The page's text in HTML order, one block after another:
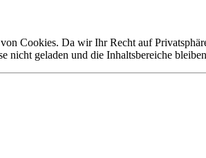
Cookies. Da wir Ihr Recht auf
nicht geladen und die Inhaltsbereiche